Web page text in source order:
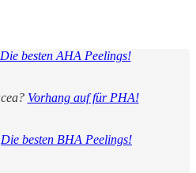
Die besten AHA Peelings!
Vorhang auf für PHA!
Die besten BHA Peelings!